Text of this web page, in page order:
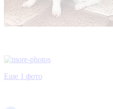
Еще 1 фото